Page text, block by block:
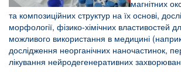
магнітних
та композиційних структур на їх основі,
морфології, фізико-хімічних властивостей
можливого використання в медицині
дослідження неорганічних наночастинок,
лікування нейродегенеративних